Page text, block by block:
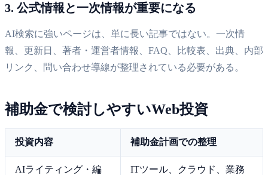
3. 公式情報と一次情報が重要になる
AI検索に強いページは、単に長い記事ではない。一次情
報、更新日、著者・運営者情報、FAQ、比較表、出典、内部
リンク、問い合わせ導線が整理されている必要がある。
補助金で検討しやすいWeb投資
投資内容 補助金計画での整理
AIライティング・編
ITツール、クラウド、業務